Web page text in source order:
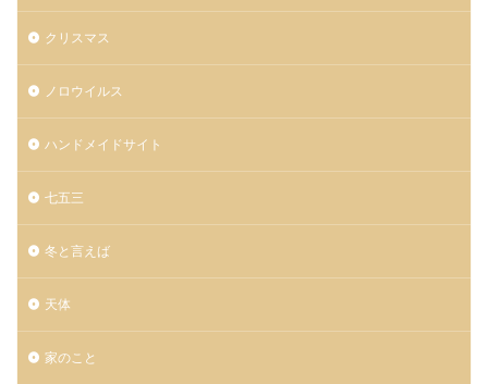
クリスマス
ノロウイルス
ハンドメイドサイト
七五三
冬と言えば
天体
家のこと